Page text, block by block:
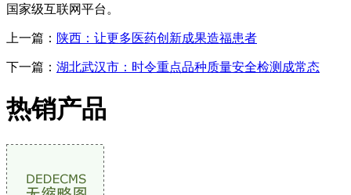
国家级互联网平台。
上一篇： 陕西：让更多医药创新成果造福患者
下一篇： 湖北武汉市：时令重点品种质量安全检测成常态
热销产品